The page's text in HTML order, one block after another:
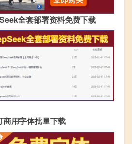
全套部署资料免费下载
商用字体批量下载